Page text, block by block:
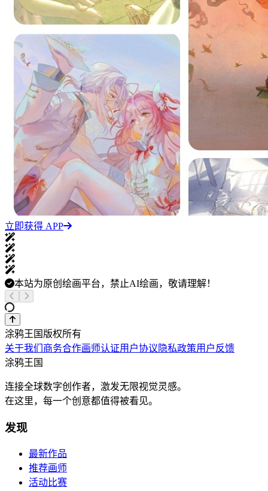
立即获得 APP
本站为原创绘画平台，禁止AI绘画，敬请理解！
涂鸦王国版权所有
关于我们 商务合作画师认证用户协议 隐私政策用户反馈
涂鸦王国
连接全球数字创作者，激发无限视觉灵感。
在这里，每一个创意都值得被看见。
发现
最新作品
推荐画师
活动比赛